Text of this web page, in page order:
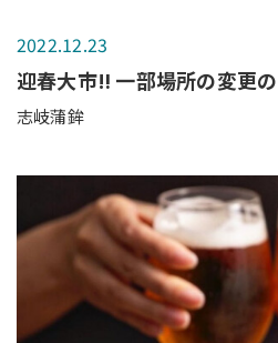
2022.12.23
迎春大市‼️ 一部場所の変更
志岐蒲鉾